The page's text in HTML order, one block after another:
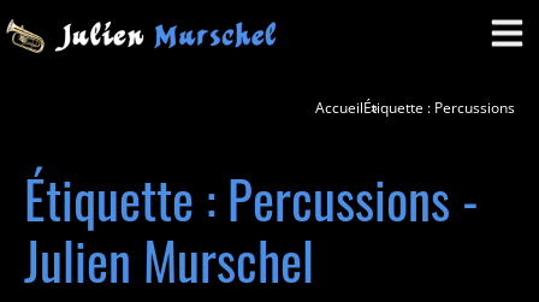
AccueilÉtiquette : Percussions
Étiquette : Percussions -
Julien Murschel